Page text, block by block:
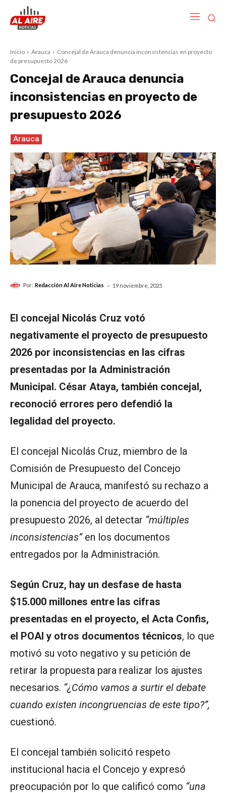
Inicio Arauca
Concejal de Arauca denuncia inconsistencias en proyecto
de presupuesto 2026
Concejal de Arauca denuncia
inconsistencias en proyecto de
presupuesto 2026
Arauca
Por: Redacción Al Aire Noticias - 19 noviembre, 2025
El concejal Nicolás Cruz votó
negativamente el proyecto de presupuesto
2026 por inconsistencias en las cifras
presentadas por la Administración
Municipal. César Ataya, también concejal,
reconoció errores pero defendió la
legalidad del proyecto.
El concejal Nicolás Cruz, miembro de la
Comisión de Presupuesto del Concejo
Municipal de Arauca, manifestó su rechazo a
la ponencia del proyecto de acuerdo del
presupuesto 2026, al detectar “múltiples
inconsistencias”en los documentos
entregados por la Administración.
Según Cruz, hay un desfase de hasta
$15.000 millones entre las cifras
presentadas en el proyecto, el Acta Confis,
el POAI y otros documentos técnicos, lo que
motivó su voto negativo y su petición de
retirar la propuesta para realizar los ajustes
necesarios. “¿Cómo vamos a surtir el debate
cuando existen incongruencias de este tipo?”,
cuestionó.
El concejal también solicitó respeto
institucional hacia el Concejo y expresó
preocupación por lo que calificó como “una